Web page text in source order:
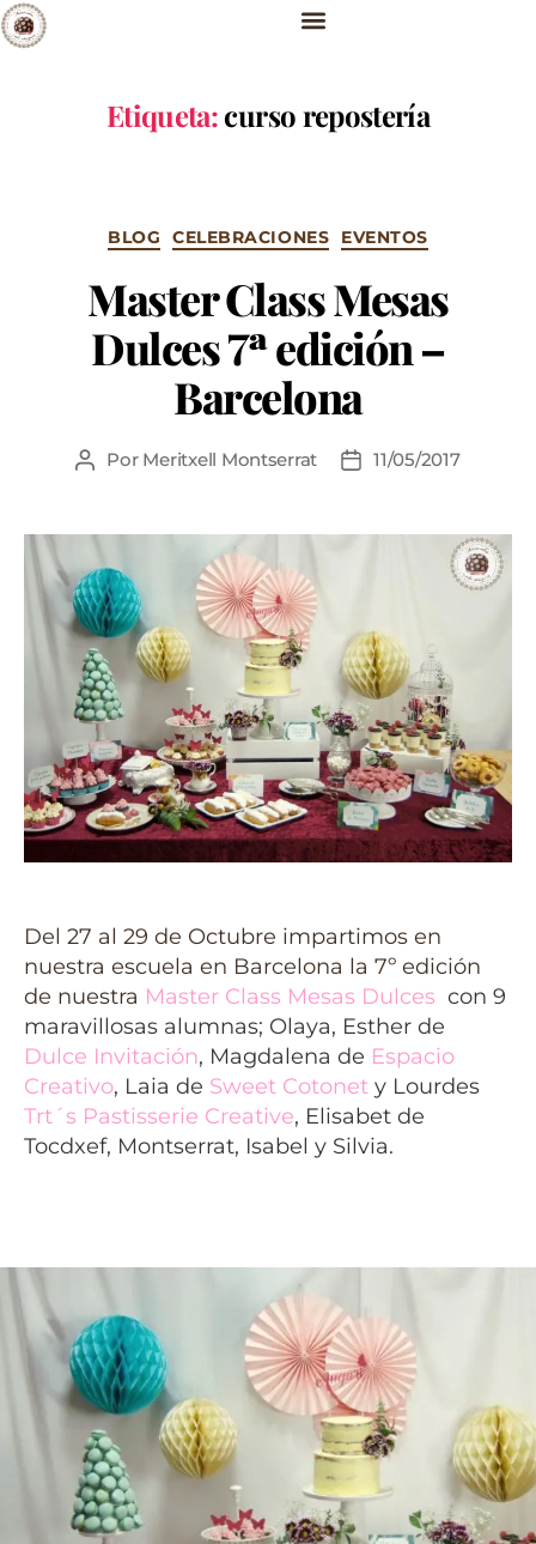
Etiqueta:curso repostería
BLOG CELEBRACIONES EVENTOS
Master Class Mesas
Dulces 7ª edición –
Barcelona
Por Meritxell Montserrat 11/05/2017
Del 27 al 29 de Octubre impartimos en
nuestra escuela en Barcelona la 7º edición
de nuestra Master Class Mesas Dulces con 9
maravillosas alumnas; Olaya, Esther de
Dulce Invitación, Magdalena de Espacio
Creativo, Laia de Sweet Cotonet y Lourdes
Trt´s Pastisserie Creative, Elisabet de
Tocdxef, Montserrat, Isabel y Silvia.